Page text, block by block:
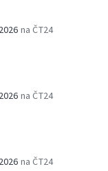
na ČT24
na ČT24
na ČT24